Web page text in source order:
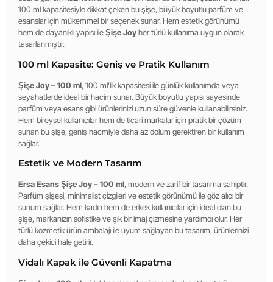
100 ml kapasitesiyle dikkat çeken bu şişe, büyük boyutlu parfüm ve
esanslar için mükemmel bir seçenek sunar. Hem estetik görünümü
hem de dayanıklı yapısı ileŞişe Joyher türlü kullanıma uygun olarak
tasarlanmıştır.
100 ml Kapasite: Geniş ve Pratik Kullanım
Şişe Joy – 100 ml, 100 ml’lik kapasitesi ile günlük kullanımda veya
seyahatlerde ideal bir hacim sunar. Büyük boyutlu yapısı sayesinde
parfüm veya esans gibi ürünlerinizi uzun süre güvenle kullanabilirsiniz.
Hem bireysel kullanıcılar hem de ticari markalar için pratik bir çözüm
sunan bu şişe, geniş hacmiyle daha az dolum gerektiren bir kullanım
sağlar.
Estetik ve Modern Tasarım
Ersa Esans Şişe Joy – 100 ml, modern ve zarif bir tasarıma sahiptir.
Parfüm şişesi, minimalist çizgileri ve estetik görünümü ile göz alıcı bir
sunum sağlar. Hem kadın hem de erkek kullanıcılar için ideal olan bu
şişe, markanızın sofistike ve şık bir imaj çizmesine yardımcı olur. Her
türlü kozmetik ürün ambalajı ile uyum sağlayan bu tasarım, ürünlerinizi
daha çekici hale getirir.
Vidalı Kapak ile Güvenli Kapatma